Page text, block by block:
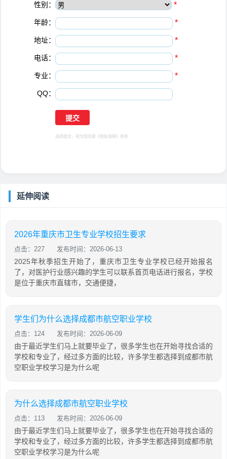
性别： *
年龄： *
地址： *
电话： *
专业： *
QQ：
选择提交，视为您同意 《隐私保障》 条例
延伸阅读
2026年重庆市卫生专业学校招生要求
点击：227 发布时间：2026-06-13
2025年秋季招生开始了，重庆市卫生专业学校已经开始报名
了，对医护行业感兴趣的学生可以联系首页电话进行报名，学校
是位于重庆市直辖市，交通便捷，
学生们为什么选择成都市航空职业学校
点击：124 发布时间：2026-06-09
由于最近学生们马上就要毕业了，很多学生也在开始寻找合适的
学校和专业了，经过多方面的比较，许多学生都选择到成都市航
空职业学校学习是为什么呢
为什么选择成都市航空职业学校
点击：113 发布时间：2026-06-09
由于最近学生们马上就要毕业了，很多学生也在开始寻找合适的
学校和专业了，经过多方面的比较，许多学生都选择到成都市航
空职业学校学习是为什么呢